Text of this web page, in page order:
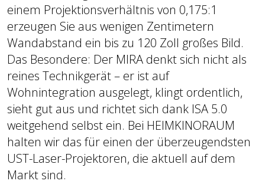
einem Projektionsverhältnis von 0,175:1
erzeugen Sie aus wenigen Zentimetern
Wandabstand ein bis zu 120 Zoll großes Bild.
Das Besondere: Der MIRA denkt sich nicht als
reines Technikgerät – er ist auf
Wohnintegration ausgelegt, klingt ordentlich,
sieht gut aus und richtet sich dank ISA 5.0
weitgehend selbst ein. Bei HEIMKINORAUM
halten wir das für einen der überzeugendsten
UST-Laser-Projektoren, die aktuell auf dem
Markt sind.